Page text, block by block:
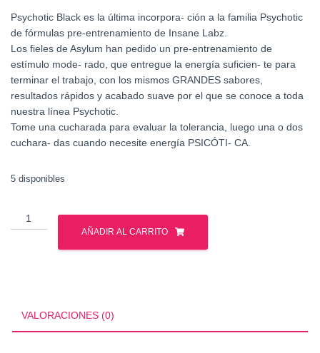
Psychotic Black es la última incorpora- ción a la familia Psychotic
de fórmulas pre-entrenamiento de Insane Labz.
Los fieles de Asylum han pedido un pre-entrenamiento de
estímulo mode- rado, que entregue la energía suficien- te para
terminar el trabajo, con los mismos GRANDES sabores,
resultados rápidos y acabado suave por el que se conoce a toda
nuestra línea Psychotic.
Tome una cucharada para evaluar la tolerancia, luego una o dos
cuchara- das cuando necesite energía PSICÓTI- CA.
5 disponibles
INSANE
PSYCHOTIC
AÑADIR AL CARRITO
VALORACIONES (0)